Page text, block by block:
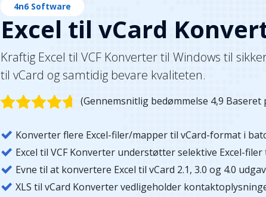
4n6 Software
Excel til vCard
Kraftig Excel til VCF Konverter til Windows til
til vCard og samtidig bevare kvaliteten.
(Gennemsnitlig bedømmelse 4,9 Baseret
Konverter flere Excel-filer/mapper til vCard-format i
Excel til VCF Konverter understøtter selektive Excel-
Evne til at konvertere Excel til vCard 2.1, 3.0 og 4.0
XLS til vCard Konverter vedligeholder